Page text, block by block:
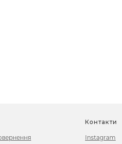
Контакти
Instagram